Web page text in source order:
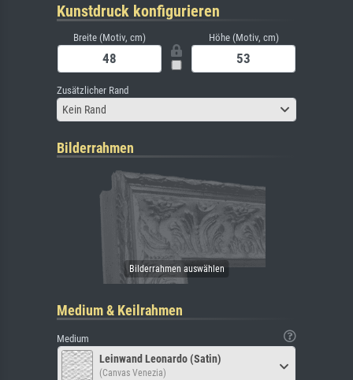
Kunstdruck konfigurieren
Breite (Motiv, cm) Höhe (Motiv, cm)
Zusätzlicher Rand
Kein Rand
Bilderrahmen
Medium & Keilrahmen
Medium
Leinwand Leonardo (Satin)
(Canvas Venezia)